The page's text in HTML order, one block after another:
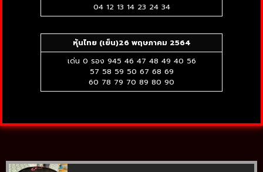
04 12 13 14 23 24 34
หุ้นไทย (เย็น)26พฤษภาคม 2564
เด่น 0 รอง 945 46 47 48 49 40 56
57 58 59 50 67 68 69
60 78 79 70 89 80 90